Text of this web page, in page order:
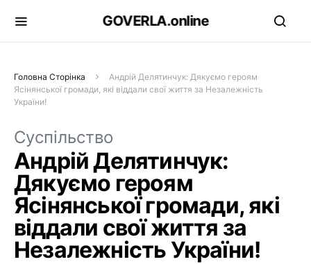
GOVERLA.online
Головна Сторінка
Андрій Делятинчук: Дякуємо героям
Ясінянської громади, які віддали свої життя за Незалежність
України!
Суспільство
Андрій Делятинчук:
Дякуємо героям
Ясінянської громади, які
віддали свої життя за
Незалежність України!